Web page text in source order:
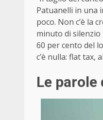
Patuanelli in una
poco. Non c’è la
minuto di silenzio
60 per cento del
c’è nulla: flat tax,
Le